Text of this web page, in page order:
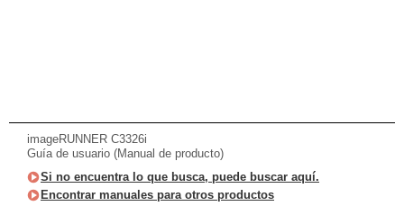
imageRUNNER C3326i
Guía de usuario (Manual de producto)
Si no encuentra lo que busca, puede buscar aquí.
Encontrar manuales para otros productos